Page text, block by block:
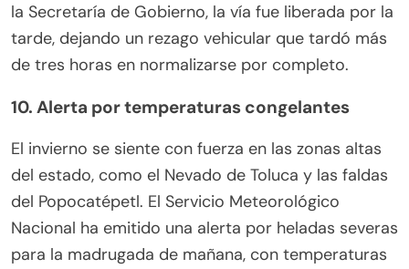
la Secretaría de Gobierno, la vía fue liberada por la
tarde, dejando un rezago vehicular que tardó más
de tres horas en normalizarse por completo.
10. Alerta por temperaturas congelantes
El invierno se siente con fuerza en las zonas altas
del estado, como el Nevado de Toluca y las faldas
del Popocatépetl. El Servicio Meteorológico
Nacional ha emitido una alerta por heladas severas
para la madrugada de mañana, con temperaturas